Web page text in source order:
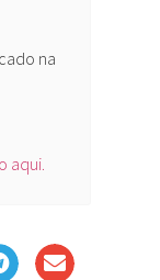
na
aqui.